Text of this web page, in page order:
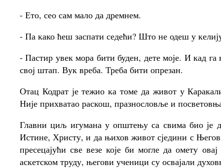
- Ето, сео сам мало да дремнем.
- Па како ћеш заспати седећи? Што не одеш у
- Пастир увек мора бити буден, дете моје. И кад
свој штап. Вук вреба. Треба бити опрезан.
Отац Кодрат је тежио ка томе да живот у
Није прихватао раскош, празнословље и
Главни циљ игумана у општењу са свима био је
Истине, Христу, и да њихов живот сједини с
пресецајући све везе које би могле да омету
аскетском труду, његови ученици су освајали